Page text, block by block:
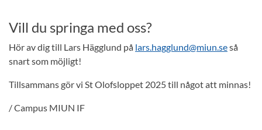
Vill du springa med oss?
Hör av dig till Lars Hägglund på lars.hagglund@miun.seså
snart som möjligt!
Tillsammans gör vi St Olofsloppet 2025 till något att minnas!
/ Campus MIUN IF